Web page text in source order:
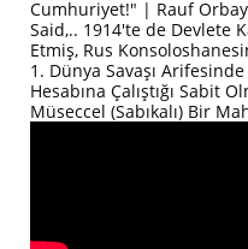
Cumhuriyet!" | Rauf
Said,.. 1914'te de Devlete
Etmiş, Rus
1. Dünya Savaşı Arifesinde
Hesabına Çalıştığı Sabit
Müseccel (Sabıkalı) Bir